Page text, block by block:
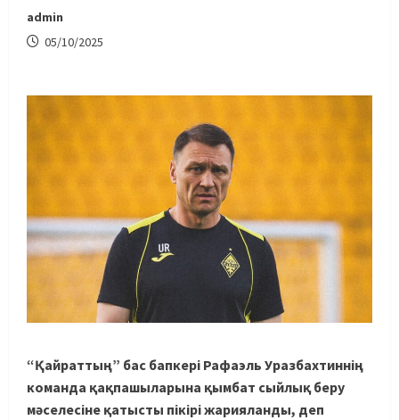
admin
05/10/2025
“Қайраттың” бас бапкері Рафаэль Уразбахтиннің
команда қақпашыларына қымбат сыйлық беру
мәселесіне қатысты пікірі жарияланды, деп